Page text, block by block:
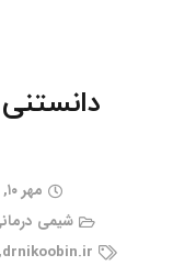
مهر ۱۰, ۱۴۰۰
شیمی
drnikoobin.ir